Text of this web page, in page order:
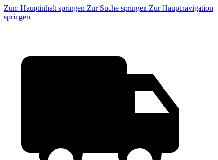
Zum Hauptinhalt springen Zur Suche springen Zur Hauptnavigation
springen